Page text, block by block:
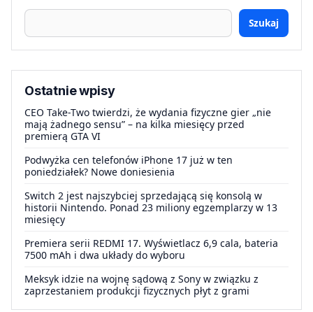
Szukaj
Ostatnie wpisy
CEO Take-Two twierdzi, że wydania fizyczne gier „nie
mają żadnego sensu” – na kilka miesięcy przed
premierą GTA VI
Podwyżka cen telefonów iPhone 17 już w ten
poniedziałek? Nowe doniesienia
Switch 2 jest najszybciej sprzedającą się konsolą w
historii Nintendo. Ponad 23 miliony egzemplarzy w 13
miesięcy
Premiera serii REDMI 17. Wyświetlacz 6,9 cala, bateria
7500 mAh i dwa układy do wyboru
Meksyk idzie na wojnę sądową z Sony w związku z
zaprzestaniem produkcji fizycznych płyt z grami